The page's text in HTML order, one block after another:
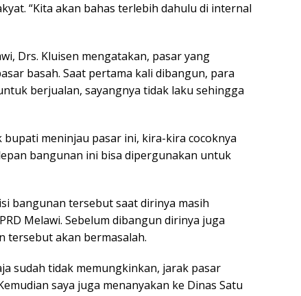
“Kita akan bahas terlebih dahulu di internal
Drs. Kluisen mengatakan, pasar yang
basah. Saat pertama kali dibangun, para
berjualan, sayangnya tidak laku sehingga
bupati meninjau pasar ini, kira-kira cocoknya
bangunan ini bisa dipergunakan untuk
bangunan tersebut saat dirinya masih
Melawi. Sebelum dibangun dirinya juga
tersebut akan bermasalah.
sudah tidak memungkinkan, jarak pasar
saya juga menanyakan ke Dinas Satu